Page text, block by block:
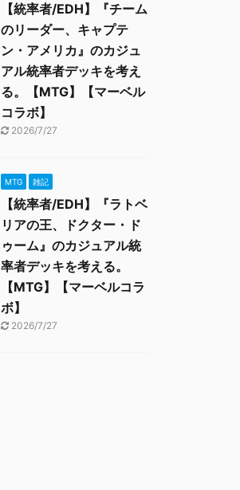
【統率者/EDH】『チーム
のリーダー、キャプテ
ン・アメリカ』のカジュ
アル統率者デッキを考え
る。【MTG】【マーベル
コラボ】
2026/7/27
MTG 雑記
【統率者/EDH】『ラトベ
リアの王、ドクター・ド
ゥーム』のカジュアル統
率者デッキを考える。
【MTG】【マーベルコラ
ボ】
2026/7/27